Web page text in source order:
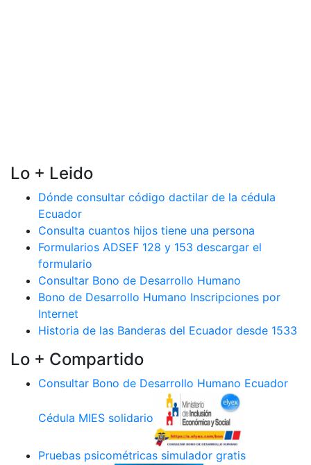
Lo + Leido
Dónde consultar código dactilar de la cédula
Ecuador
Consulta cuantos hijos tiene una persona
Formularios ADSEF 128 y 153 descargar el
formulario
Consultar Bono de Desarrollo Humano
Bono de Desarrollo Humano Inscripciones por
Internet
Historia de las Banderas del Ecuador desde 1533
Lo + Compartido
Consultar Bono de Desarrollo Humano Ecuador
Cédula MIES solidario
Pruebas psicométricas simulador gratis